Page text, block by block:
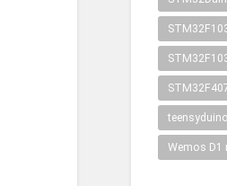
teensyduino
Wemos D1